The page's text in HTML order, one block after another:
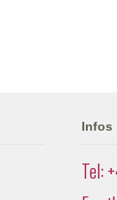
Infos
Tel: